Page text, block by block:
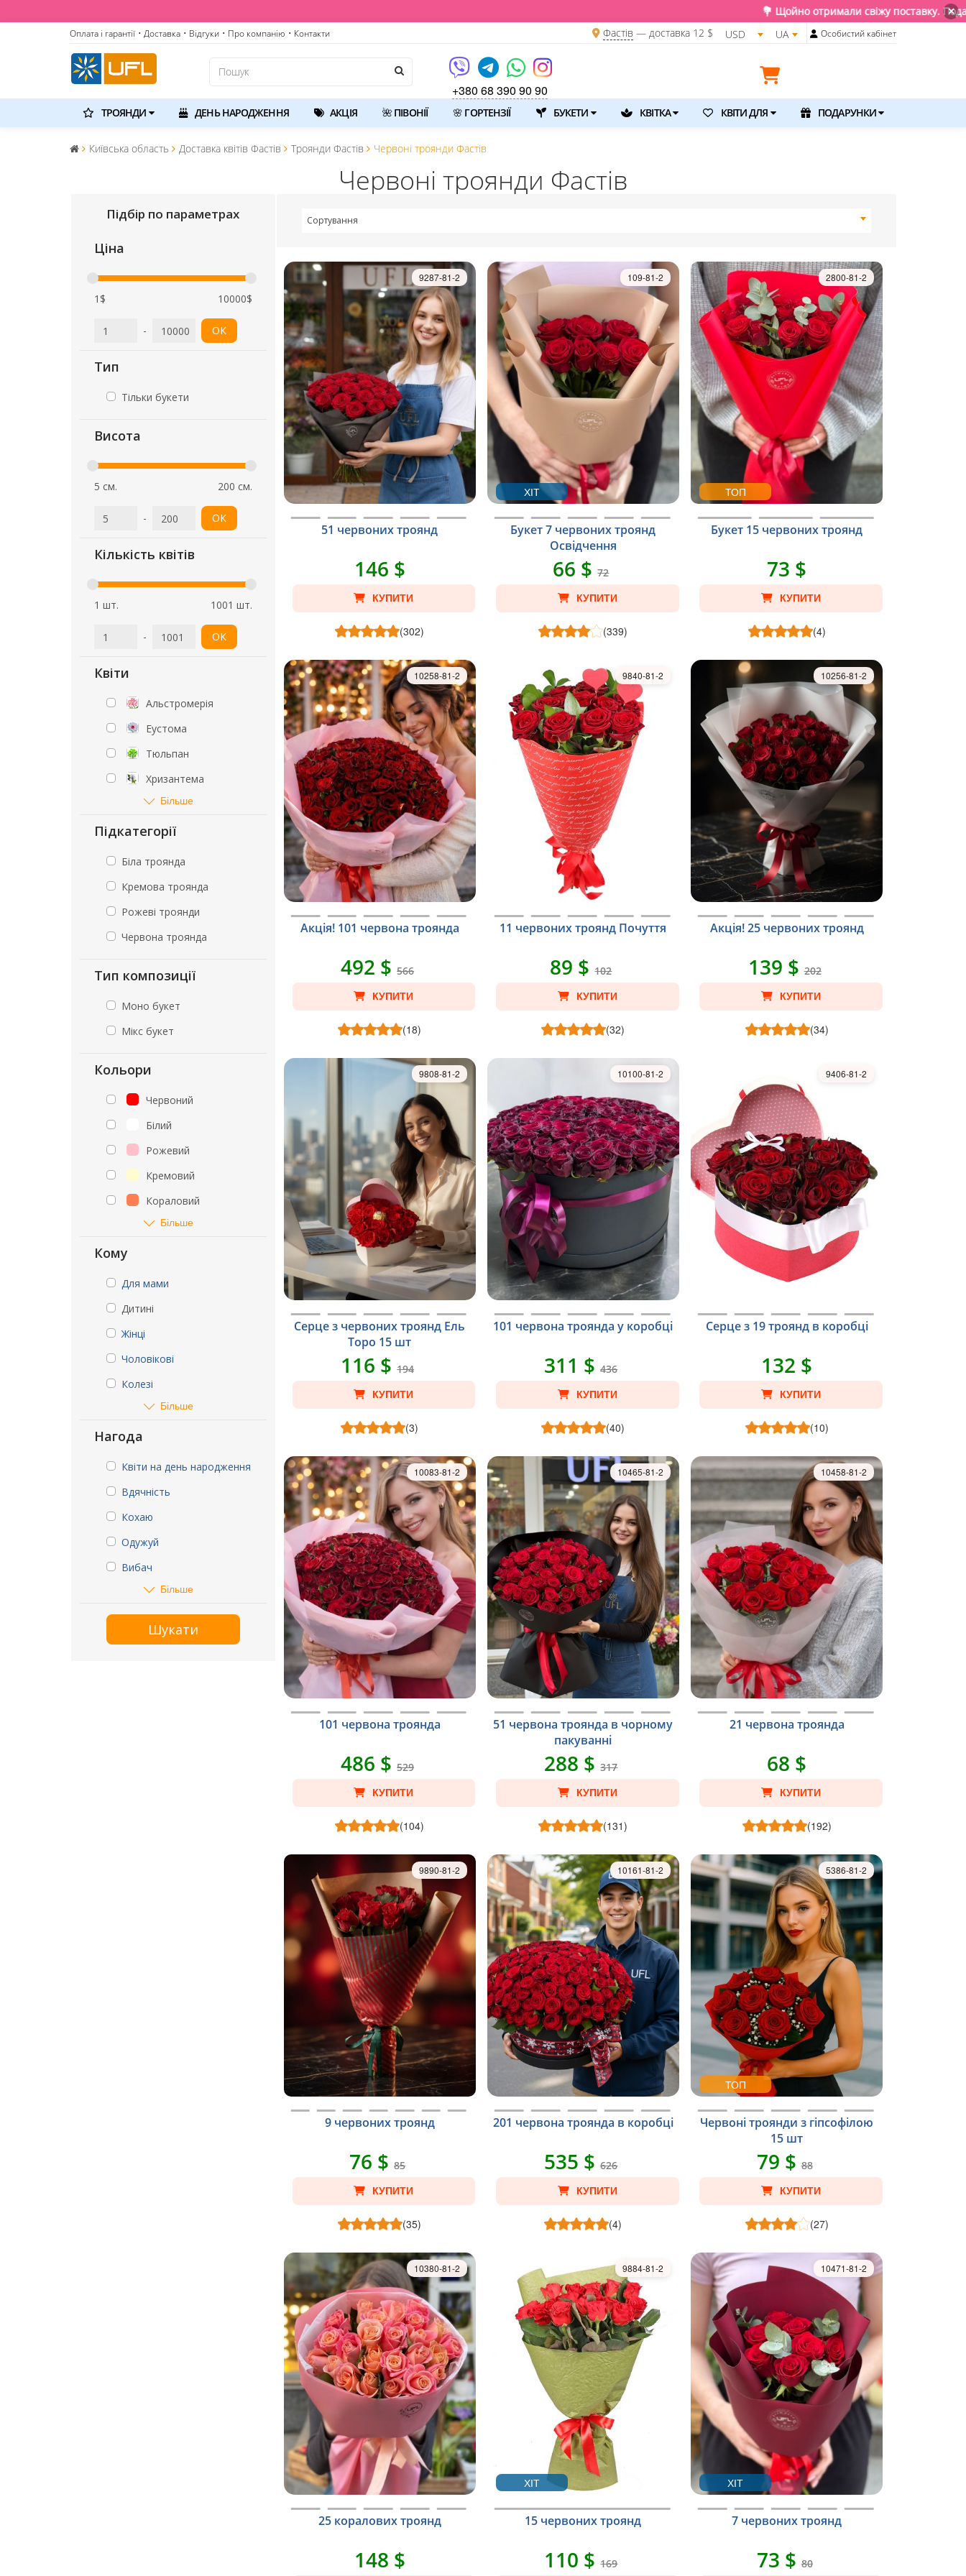
💐 Щойно отримали свіжу поставку. Подаруйте квіти та емоції, доставимо
×
Оплата і гарантії • Доставка • Відгуки • Про компанію • Контакти Фастів— доставка 12 $ USD UA Особистий кабінет
+380 68 390 90 90
ТРОЯНДИ ДЕНЬ НАРОДЖЕННЯ АКЦІЯ 🌺 ПІВОНІЇ 🌸 ГОРТЕНЗІЇ БУКЕТИ КВІТКА КВІТИ ДЛЯ ПОДАРУНКИ
Київська область Доставка квітів Фастів Троянди Фастів Червоні троянди Фастів
Червоні троянди Фастів
Підбір по параметрах
Ціна
1$ 10000$
- ОК
Тип
Тільки букети
Висота
5 см. 200 см.
- ОК
Кількість квітів
1 шт. 1001 шт.
- ОК
Квіти
Альстромерія
Еустома
Тюльпан
Хризантема
Більше
Підкатегорії
Біла троянда
Кремова троянда
Рожеві троянди
Червона троянда
Тип композиції
Моно букет
Мікс букет
Кольори
Червоний
Білий
Рожевий
Кремовий
Кораловий
Більше
Кому
Для мами
Дитині
Жінці
Чоловікові
Колезі
Більше
Нагода
Квіти на день народження
Вдячність
Кохаю
Одужуй
Вибач
Більше
Шукати
Сортування
51 червоних троянд
9287-81-2
146 $
КУПИТИ
(302)
ХІТ
Букет 7 червоних троянд
Освідчення
109-81-2
66 $72
КУПИТИ
(339)
ТОП
Букет 15 червоних троянд
2800-81-2
73 $
КУПИТИ
(4)
Акція! 101 червона троянда
10258-81-2
492 $566
КУПИТИ
(18)
11 червоних троянд Почуття
9840-81-2
89 $102
КУПИТИ
(32)
Акція! 25 червоних троянд
10256-81-2
139 $202
КУПИТИ
(34)
Серце з червоних троянд Ель
Торо 15 шт
9808-81-2
116 $194
КУПИТИ
(3)
101 червона троянда у коробці
10100-81-2
311 $436
КУПИТИ
(40)
Серце з 19 троянд в коробці
9406-81-2
132 $
КУПИТИ
(10)
101 червона троянда
10083-81-2
486 $529
КУПИТИ
(104)
51 червона троянда в чорному
пакуванні
10465-81-2
288 $317
КУПИТИ
(131)
21 червона троянда
10458-81-2
68 $
КУПИТИ
(192)
9 червоних троянд
9890-81-2
76 $85
КУПИТИ
(35)
201 червона троянда в коробці
10161-81-2
535 $626
КУПИТИ
(4)
ТОП
Червоні троянди з гіпсофілою
15 шт
5386-81-2
79 $88
КУПИТИ
(27)
25 коралових троянд
10380-81-2
148 $
ХІТ
15 червоних троянд
9884-81-2
110 $169
ХІТ
7 червоних троянд
10471-81-2
73 $80